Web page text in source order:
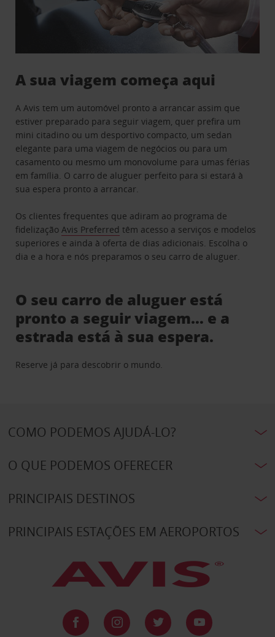
A sua viagem começa aqui
A Avis tem um automóvel pronto a arrancar assim que
estiver preparado para seguir viagem, quer prefira um
mini citadino ou um desportivo compacto, um sedan
elegante para uma viagem de negócios ou para um
casamento ou mesmo um monovolume para umas férias
em família. O carro de aluguer perfeito para si estará à
sua espera pronto a arrancar.
Os clientes frequentes que adiram ao programa de
fidelizaçãoAvis Preferred têm acesso a serviços e modelos
superiores e ainda à oferta de dias adicionais. Escolha o
dia e a hora e nós preparamos o seu carro de aluguer.
O seu carro de aluguer está
pronto a seguir viagem… e a
estrada está à sua espera.
Reserve já para descobrir o mundo.
COMO PODEMOS AJUDÁ-LO?
O QUE PODEMOS OFERECER
PRINCIPAIS DESTINOS
PRINCIPAIS ESTAÇÕES EM AEROPORTOS